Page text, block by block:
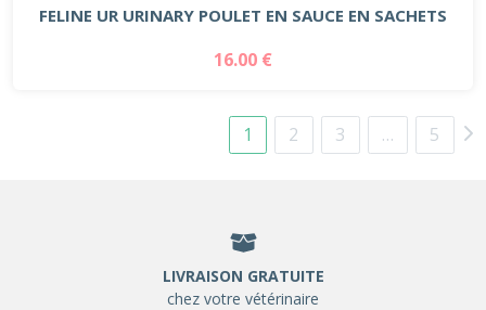
FELINE UR URINARY POULET EN SAUCE EN SACHETS
16.00 €
1 2 3 … 5
LIVRAISON GRATUITE
chez votre vétérinaire